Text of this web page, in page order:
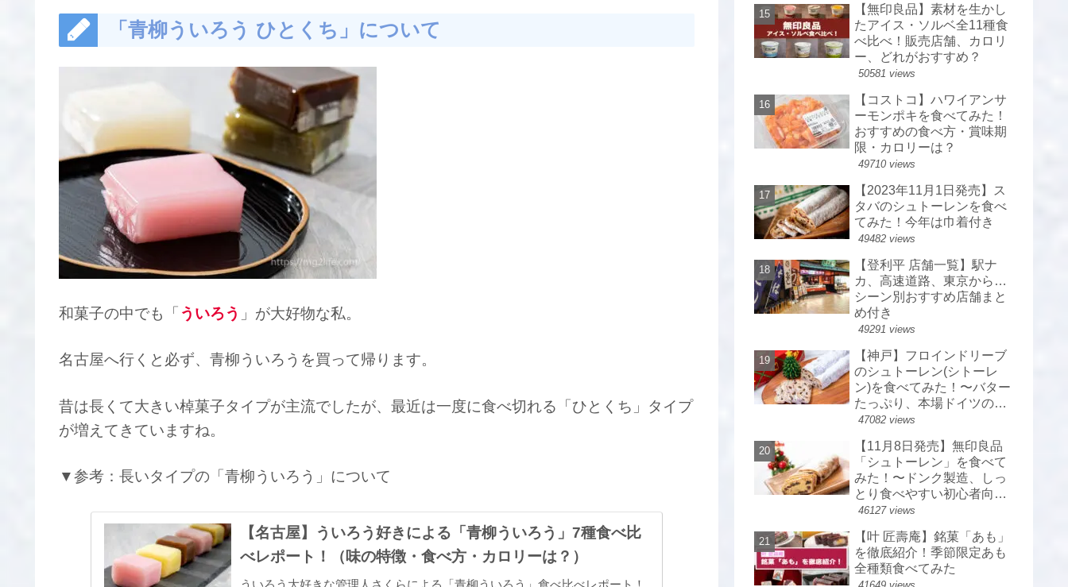
「青柳ういろう ひとくち」について
和菓子の中でも「 ういろう 」が大好物な私。
名古屋へ行くと必ず、青柳ういろうを買って帰ります。
昔は長くて大きい棹菓子タイプが主流でしたが、最近は一度に食べ切れる「ひとくち」タイプ
が増えてきていますね。
▼参考：長いタイプの「青柳ういろう」について
【名古屋】ういろう好きによる「青柳ういろう」7種食べ比
べレポート！（味の特徴・食べ方・カロリーは？）
ういろう大好きな管理人さくらによる「青柳ういろう」食べ比べレポート！
【無印良品】素材を生かし
たアイス・ソルベ全11種食
べ比べ！販売店舗、カロリ
ー、どれがおすすめ？
50581 views
【コストコ】ハワイアンサ
ーモンポキを食べてみた！
おすすめの食べ方・賞味期
限・カロリーは？
49710 views
【2023年11月1日発売】ス
タバのシュトーレンを食べ
てみた！今年は巾着付き
49482 views
【登利平 店舗一覧】駅ナ
カ、高速道路、東京から…
シーン別おすすめ店舗まと
め付き
49291 views
【神戸】フロインドリーブ
のシュトーレン(シトーレ
ン)を食べてみた！〜バター
たっぷり、本場ドイツのシ
ュトーレン〜
47082 views
【11月8日発売】無印良品
「シュトーレン」を食べて
みた！〜ドンク製造、しっ
とり食べやすい初心者向
け〜
46127 views
【叶 匠壽庵】銘菓「あも」
を徹底紹介！季節限定あも
全種類食べてみた